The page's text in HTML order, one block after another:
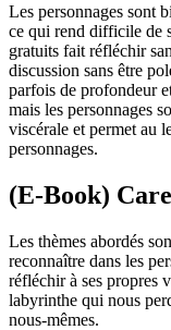
Les personnages sont
ce qui rend difficile de
gratuits fait réfléchir
discussion sans être
parfois de profondeur
mais les personnages
viscérale et permet au
personnages.
(E-Book)
Les thèmes abordés
reconnaître dans les
réfléchir à ses propres
labyrinthe qui nous
nous-mêmes.